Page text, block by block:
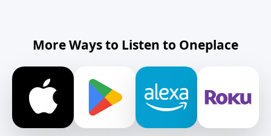
More Ways to Listen to Oneplace